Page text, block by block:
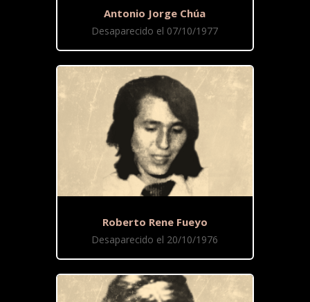
Antonio Jorge Chúa
Desaparecido el 07/10/1977
Roberto Rene Fueyo
Desaparecido el 20/10/1976